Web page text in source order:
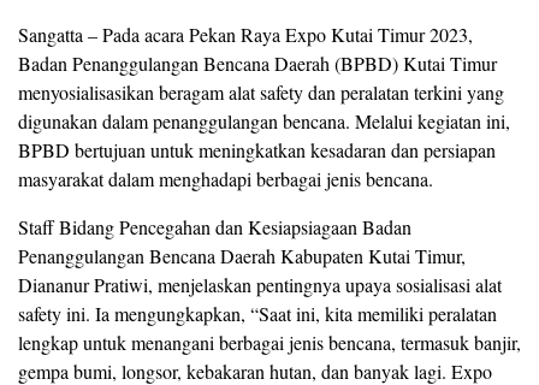
Sangatta – Pada acara Pekan Raya Expo Kutai Timur 2023,
Badan Penanggulangan Bencana Daerah (BPBD) Kutai Timur
menyosialisasikan beragam alat safety dan peralatan terkini yang
digunakan dalam penanggulangan bencana. Melalui kegiatan ini,
BPBD bertujuan untuk meningkatkan kesadaran dan persiapan
masyarakat dalam menghadapi berbagai jenis bencana.
Staff Bidang Pencegahan dan Kesiapsiagaan Badan
Penanggulangan Bencana Daerah Kabupaten Kutai Timur,
Diananur Pratiwi, menjelaskan pentingnya upaya sosialisasi alat
safety ini. Ia mengungkapkan, “Saat ini, kita memiliki peralatan
lengkap untuk menangani berbagai jenis bencana, termasuk banjir,
gempa bumi, longsor, kebakaran hutan, dan banyak lagi. Expo